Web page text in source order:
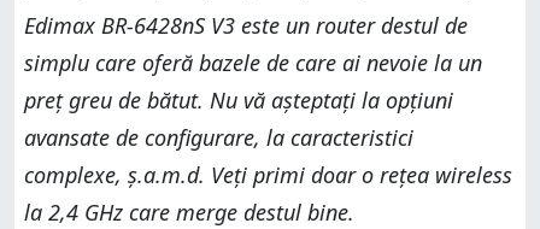
Edimax BR-6428nS V3 este un router destul de
simplu care oferă bazele de care ai nevoie la un
preț greu de bătut. Nu vă așteptați la opțiuni
avansate de configurare, la caracteristici
complexe, ș.a.m.d. Veți primi doar o rețea wireless
la 2,4 GHz care merge destul bine.